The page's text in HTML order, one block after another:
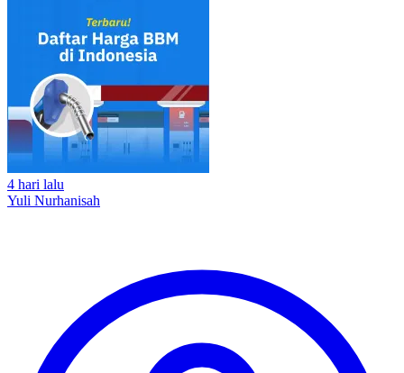
4 hari lalu
Yuli Nurhanisah